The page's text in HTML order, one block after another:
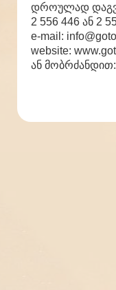
დროულად
2 556 446 ან 2
e-mail:
website:
ან